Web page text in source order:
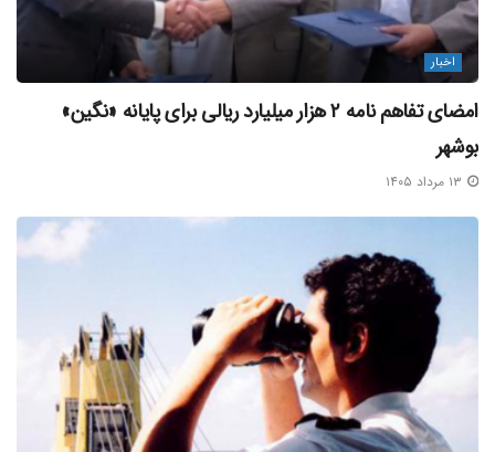
اخبار
امضای تفاهم‌ نامه ۲ هزار میلیارد ریالی برای پایانه «نگین»
بوشهر